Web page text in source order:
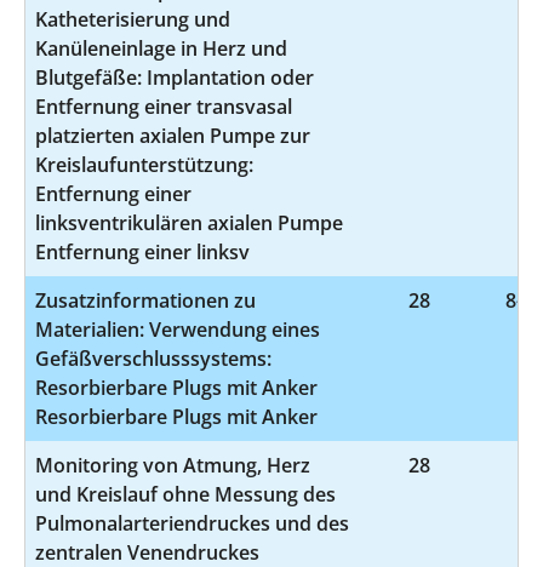
Katheterisierung und
Kanüleneinlage in Herz und
Blutgefäße: Implantation oder
Entfernung einer transvasal
platzierten axialen Pumpe zur
Kreislaufunterstützung:
Entfernung einer
linksventrikulären axialen Pumpe
Entfernung einer linksv
Zusatzinformationen zu
Materialien: Verwendung eines
Gefäßverschlusssystems:
Resorbierbare Plugs mit Anker
Resorbierbare Plugs mit Anker
28 8-
Monitoring von Atmung, Herz
und Kreislauf ohne Messung des
Pulmonalarteriendruckes und des
zentralen Venendruckes
28